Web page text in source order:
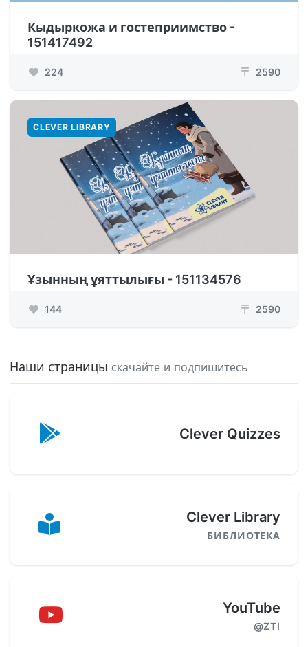
Кыдыркожа и гостеприимство -
151417492
224 ₸ 2590
CLEVER LIBRARY
Ұзынның ұяттылығы - 151134576
144 ₸ 2590
Наши страницы скачайте и подпишитесь
Clever Quizzes
Clever Library
БИБЛИОТЕКА
YouTube
@ZTI